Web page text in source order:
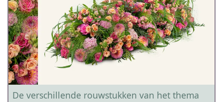
De verschillende rouwstukken van het thema